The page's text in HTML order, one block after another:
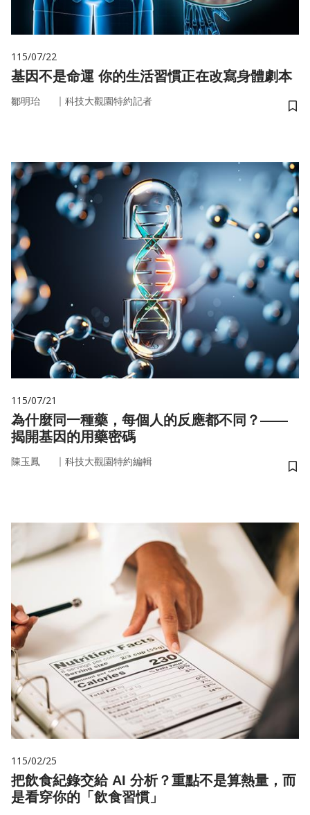
115/07/22
基因不是命運 你的生活習慣正在改寫身體劇本
鄒明珆 ｜ 科技大觀園特約記者
儲
115/07/21
為什麼同一種藥，每個人的反應都不同？——
揭開基因的用藥密碼
陳玉鳳 ｜ 科技大觀園特約編輯
儲
115/02/25
把飲食紀錄交給 AI 分析？重點不是算熱量，而
是看穿你的「飲食習慣」